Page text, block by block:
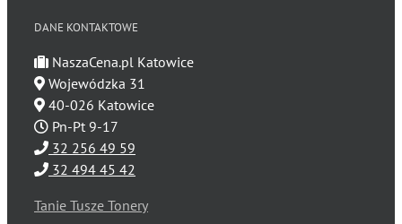
DANE KONTAKTOWE
NaszaCena.pl Katowice
Wojewódzka 31
40-026 Katowice
Pn-Pt 9-17
32 256 49 59
32 494 45 42
Tanie Tusze Tonery